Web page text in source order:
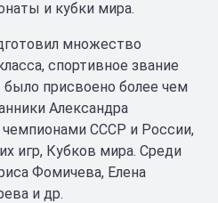
и кубки мира.
множество
спортивное звание
присвоено более чем
Александра
чемпионами СССР и России,
игр, Кубков мира. Среди
Фомичева, Елена
и др.